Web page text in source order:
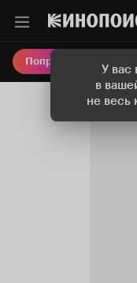
У вас
в
не весь
Попробовать Плюс